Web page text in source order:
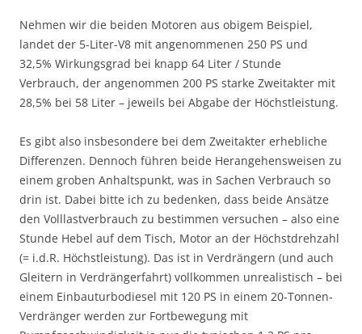
Nehmen wir die beiden Motoren aus obigem Beispiel,
landet der 5-Liter-V8 mit angenommenen 250 PS und
32,5% Wirkungsgrad bei knapp 64 Liter / Stunde
Verbrauch, der angenommen 200 PS starke Zweitakter mit
28,5% bei 58 Liter – jeweils bei Abgabe der Höchstleistung.
Es gibt also insbesondere bei dem Zweitakter erhebliche
Differenzen. Dennoch führen beide Herangehensweisen zu
einem groben Anhaltspunkt, was in Sachen Verbrauch so
drin ist. Dabei bitte ich zu bedenken, dass beide Ansätze
den Volllastverbrauch zu bestimmen versuchen – also eine
Stunde Hebel auf dem Tisch, Motor an der Höchstdrehzahl
(= i.d.R. Höchstleistung). Das ist in Verdrängern (und auch
Gleitern in Verdrängerfahrt) vollkommen unrealistisch – bei
einem Einbauturbodiesel mit 120 PS in einem 20-Tonnen-
Verdränger werden zur Fortbewegung mit